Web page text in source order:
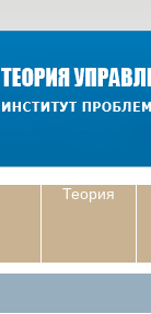
Теория